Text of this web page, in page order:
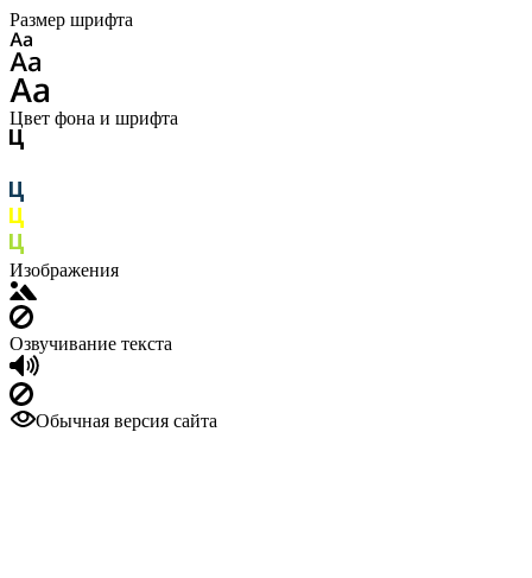
Размер шрифта
Цвет фона и шрифта
Изображения
Озвучивание текста
Обычная версия сайта